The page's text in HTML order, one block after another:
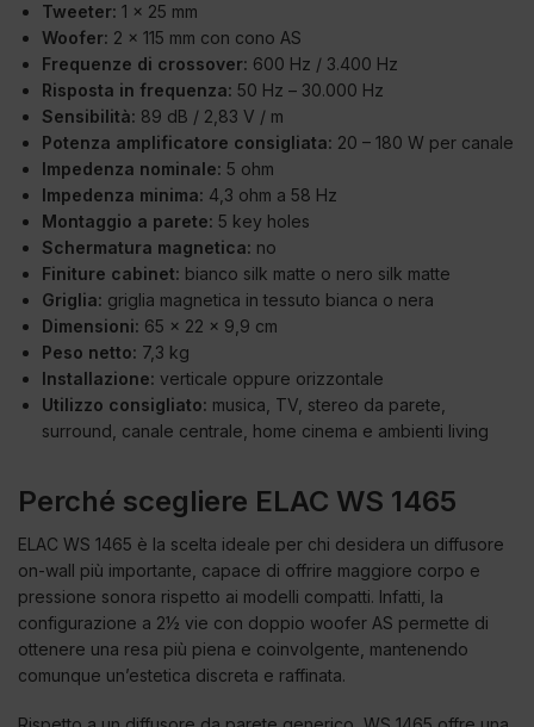
Tweeter: 1 x 25 mm
Woofer: 2 x 115 mm con cono AS
Frequenze di crossover: 600 Hz / 3.400 Hz
Risposta in frequenza: 50 Hz – 30.000 Hz
Sensibilità: 89 dB / 2,83 V / m
Potenza amplificatore consigliata: 20 – 180 W per canale
Impedenza nominale: 5 ohm
Impedenza minima: 4,3 ohm a 58 Hz
Montaggio a parete: 5 key holes
Schermatura magnetica: no
Finiture cabinet: bianco silk matte o nero silk matte
Griglia: griglia magnetica in tessuto bianca o nera
Dimensioni: 65 x 22 x 9,9 cm
Peso netto: 7,3 kg
Installazione: verticale oppure orizzontale
Utilizzo consigliato: musica, TV, stereo da parete,
surround, canale centrale, home cinema e ambienti living
Perché scegliere ELAC WS 1465
ELAC WS 1465 è la scelta ideale per chi desidera un diffusore
on-wall più importante, capace di offrire maggiore corpo e
pressione sonora rispetto ai modelli compatti. Infatti, la
configurazione a 2½ vie con doppio woofer AS permette di
ottenere una resa più piena e coinvolgente, mantenendo
comunque un’estetica discreta e raffinata.